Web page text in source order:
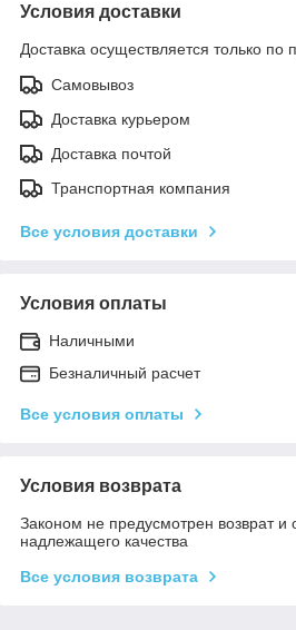
Условия доставки
Доставка осуществляется только по
Самовывоз
Доставка курьером
Доставка почтой
Транспортная компания
Все условия доставки
Условия оплаты
Наличными
Безналичный расчет
Все условия оплаты
Условия возврата
Законом не предусмотрен возврат и
надлежащего качества
Все условия возврата